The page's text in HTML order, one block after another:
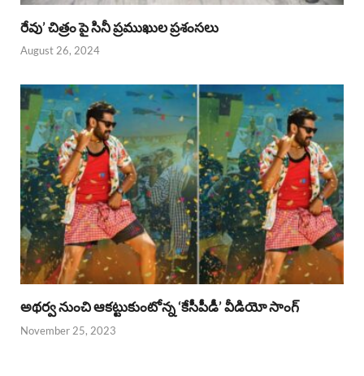
రేవు’ చిత్రం పై సినీ ప్రముఖుల ప్రశంసలు
August 26, 2024
అథర్వ నుంచి ఆకట్టుకుంటోన్న ‘కేసీపీడీ’ వీడియో సాంగ్
November 25, 2023